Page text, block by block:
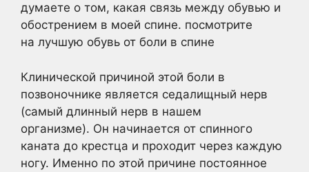
думаете о том, какая связь между обувью и
обострением в моей спине. посмотрите
на лучшую обувь от боли в спине
Клинической причиной этой боли в
позвоночнике является седалищный нерв
(самый длинный нерв в нашем
организме). Он начинается от спинного
каната до крестца и проходит через каждую
ногу. Именно по этой причине постоянное